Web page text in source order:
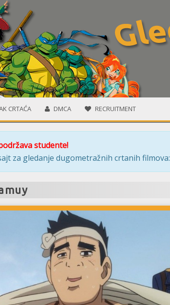
CRTAĆA DMCA RECRUITMENT
studente!
za gledanje dugometražnih crtanih filmova: